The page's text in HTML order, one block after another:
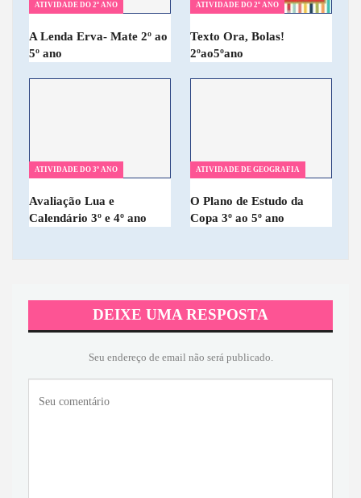
ATIVIDADE DO 2º ANO
A Lenda Erva- Mate 2º ao
5º ano
ATIVIDADE DO 2º ANO
Texto Ora, Bolas!
2ºao5ºano
ATIVIDADE DO 3º ANO
Avaliação Lua e
Calendário 3º e 4º ano
ATIVIDADE DE GEOGRAFIA
O Plano de Estudo da
Copa 3º ao 5º ano
DEIXE UMA RESPOSTA
Seu endereço de email não será publicado.